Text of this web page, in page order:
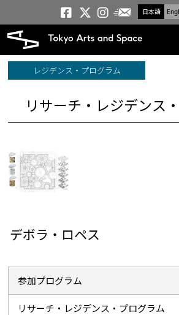
日本語
トーキョーア
トーキョー
トーキョ
メール
レジデンス・プログラム
リサーチ・レジデンス
デボラ・ロペス
参加プログラム
リサーチ・レジデンス・プログラム